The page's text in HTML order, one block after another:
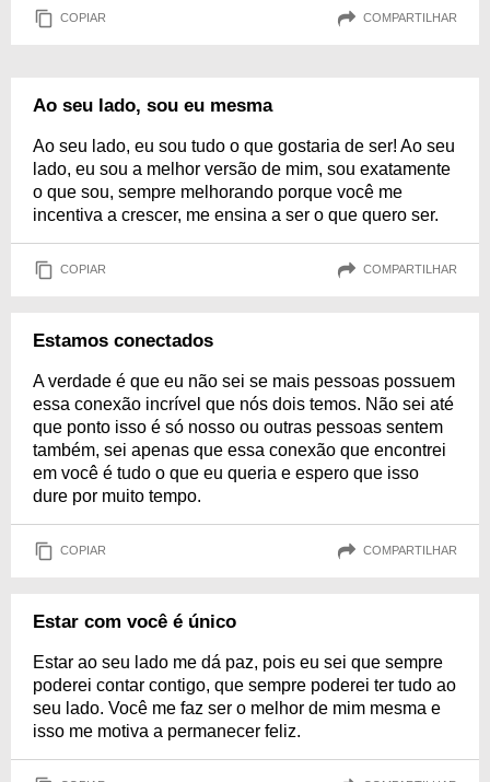
COPIAR COMPARTILHAR
Ao seu lado, sou eu mesma
Ao seu lado, eu sou tudo o que gostaria de ser! Ao seu
lado, eu sou a melhor versão de mim, sou exatamente
o que sou, sempre melhorando porque você me
incentiva a crescer, me ensina a ser o que quero ser.
COPIAR COMPARTILHAR
Estamos conectados
A verdade é que eu não sei se mais pessoas possuem
essa conexão incrível que nós dois temos. Não sei até
que ponto isso é só nosso ou outras pessoas sentem
também, sei apenas que essa conexão que encontrei
em você é tudo o que eu queria e espero que isso
dure por muito tempo.
COPIAR COMPARTILHAR
Estar com você é único
Estar ao seu lado me dá paz, pois eu sei que sempre
poderei contar contigo, que sempre poderei ter tudo ao
seu lado. Você me faz ser o melhor de mim mesma e
isso me motiva a permanecer feliz.